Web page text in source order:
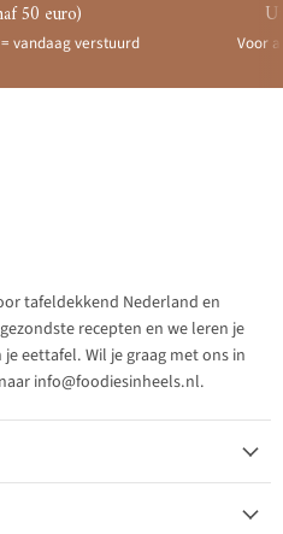
50 euro)
vandaag verstuurd Voor
tafeldekkend Nederland en
recepten en we leren je
eettafel. Wil je graag met ons in
info@foodiesinheels.nl.